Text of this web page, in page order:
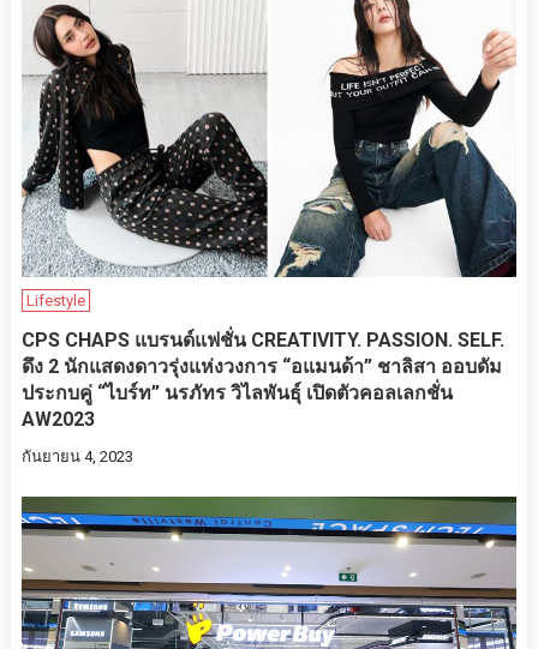
Lifestyle
CPS CHAPS แบรนด์แฟชั่น CREATIVITY. PASSION. SELF.
ดึง 2 นักแสดงดาวรุ่งแห่งวงการ “อแมนด้า” ชาลิสา ออบดัม
ประกบคู่ “ไบร์ท” นรภัทร วิไลพันธุ์ เปิดตัวคอลเลกชั่น
AW2023
กันยายน 4, 2023